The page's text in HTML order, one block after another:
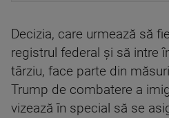
Decizia, care urmează să
registrul federal şi să intre
târziu, face parte din
Trump de combatere a
vizează în special să se